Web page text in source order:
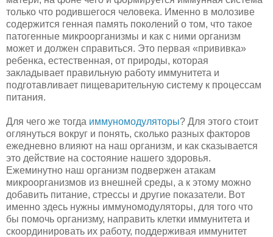
только что родившегося человека. Именно в молозиве
содержится генная память поколений о том, что такое
патогенные микроорганизмы и как с ними организм
может и должен справиться. Это первая «прививка»
ребенка, естественная, от природы, которая
закладывает правильную работу иммунитета и
подготавливает пищеварительную систему к процессам
питания.
Для чего же тогда иммуномодуляторы? Для этого стоит
оглянуться вокруг и понять, сколько разных факторов
ежедневно влияют на наш организм, и как сказывается
это действие на состояние нашего здоровья.
Ежеминутно наш организм подвержен атакам
микроорганизмов из внешней среды, а к этому можно
добавить питание, стрессы и другие показатели. Вот
именно здесь нужны иммуномодуляторы, для того что
бы помочь организму, направить клетки иммунитета и
скоординировать их работу, поддерживая иммунитет